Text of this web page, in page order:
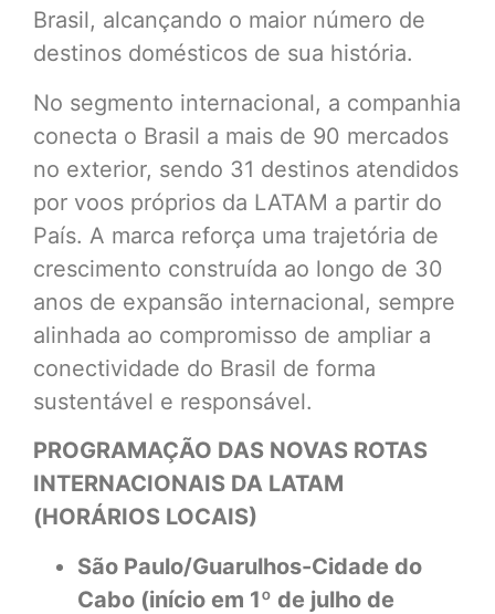
Brasil, alcançando o maior número de
destinos domésticos de sua história.
No segmento internacional, a companhia
conecta o Brasil a mais de 90 mercados
no exterior, sendo 31 destinos atendidos
por voos próprios da LATAM a partir do
País. A marca reforça uma trajetória de
crescimento construída ao longo de 30
anos de expansão internacional, sempre
alinhada ao compromisso de ampliar a
conectividade do Brasil de forma
sustentável e responsável.
PROGRAMAÇÃO DAS NOVAS ROTAS
INTERNACIONAIS DA LATAM
(HORÁRIOS LOCAIS)
São Paulo/Guarulhos-Cidade do
Cabo (início em 1º de julho de